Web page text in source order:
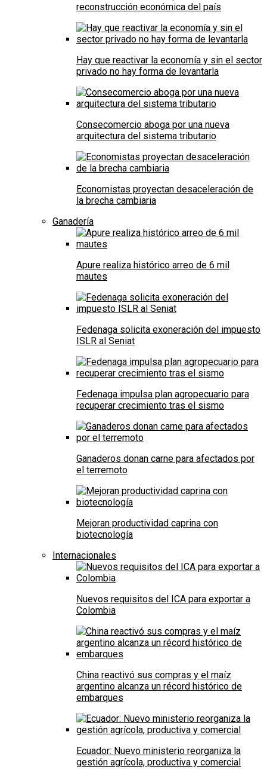
reconstrucción económica del país
Hay que reactivar la economía y sin el sector
privado no hay forma de levantarla
Consecomercio aboga por una nueva
arquitectura del sistema tributario
Economistas proyectan desaceleración de
la brecha cambiaria
Ganadería
Apure realiza histórico arreo de 6 mil
mautes
Fedenaga solicita exoneración del impuesto
ISLR al Seniat
Fedenaga impulsa plan agropecuario para
recuperar crecimiento tras el sismo
Ganaderos donan carne para afectados por
el terremoto
Mejoran productividad caprina con
biotecnología
Internacionales
Nuevos requisitos del ICA para exportar a
Colombia
China reactivó sus compras y el maíz
argentino alcanza un récord histórico de
embarques
Ecuador: Nuevo ministerio reorganiza la
gestión agrícola, productiva y comercial